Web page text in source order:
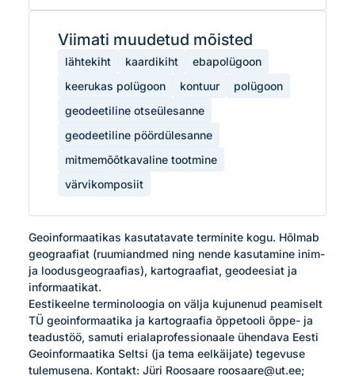
Viimati muudetud mõisted
lähtekiht kaardikiht
ebapolügoon
keerukas polügoon
kontuur
polügoon
geodeetiline otseülesanne
geodeetiline pöördülesanne
mitmemõõtkavaline tootmine
värvikomposiit
Geoinformaatikas kasutatavate terminite kogu. Hõlmab
geograafiat (ruumiandmed ning nende kasutamine inim-
ja loodusgeograafias), kartograafiat, geodeesiat ja
informaatikat.
Eestikeelne terminoloogia on välja kujunenud peamiselt
TÜ geoinformaatika ja kartograafia õppetooli õppe- ja
teadustöö, samuti erialaprofessionaale ühendava Eesti
Geoinformaatika Seltsi (ja tema eelkäijate) tegevuse
tulemusena. Kontakt: Jüri Roosaare roosaare@ut.ee;